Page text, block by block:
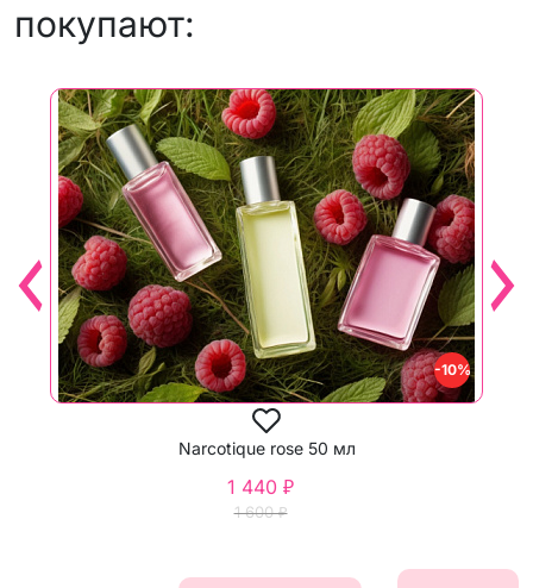
покупают:
-10%
Narcotique rose 50 мл
1 600 ₽
1 440 ₽